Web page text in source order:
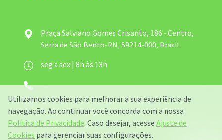
Praça Salviano Gomes Crisanto, 186 - Centro,
Serra de São Bento-RN, 59214-000, Brasil.
seg a sex | 8h às 13h
prefeituraserradesaob@gmail.com
Utilizamos cookies para melhorar a sua experiência de
navegação. Ao continuar você concorda com a nossa
Política de Privacidade. Caso desejar, acesse Ajuste de
Cookies para gerenciar suas configurações.